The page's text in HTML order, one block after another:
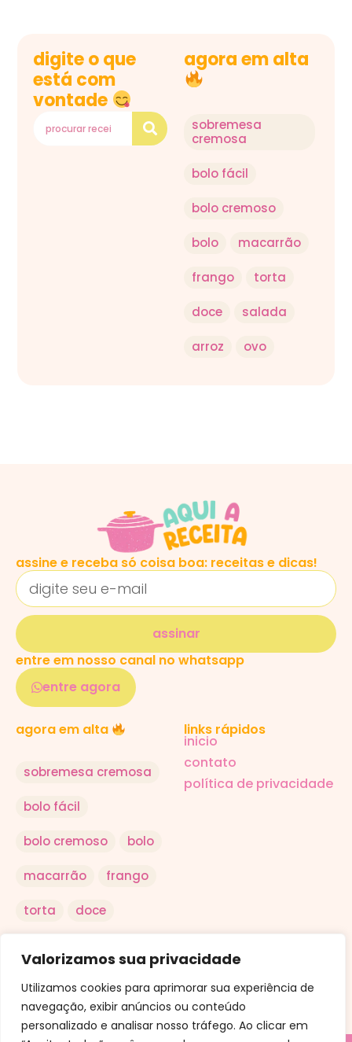
Valorizamos sua privacidade
Utilizamos cookies para aprimorar sua experiência de
navegação, exibir anúncios ou conteúdo
personalizado e analisar nosso tráfego. Ao clicar em
digite o que
está com
vontade
agora em alta
sobremesa
cremosa
bolo fácil
bolo cremoso
bolo macarrão
frango torta
doce salada
arroz ovo
assine e receba só coisa boa: receitas e dicas!
assinar
entre em nosso canal no whatsapp
entre agora
agora em alta
sobremesa cremosa
bolo fácil
bolo cremoso bolo
macarrão frango
torta doce
ovo
links rápidos
inicio
contato
política de privacidade